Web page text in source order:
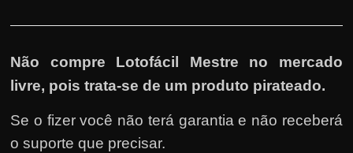
Não compre Lotofácil Mestre no mercado
livre, pois trata-se de um produto pirateado.
Se o fizer você não terá garantia e não receberá
o suporte que precisar.